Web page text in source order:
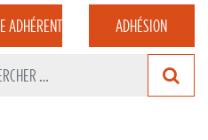
ADHÉRENT ADHÉSION